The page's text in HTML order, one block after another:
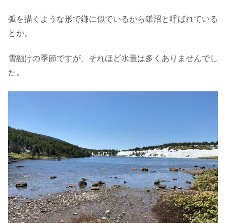
弧を描くような形で鎌に似ているから鎌沼と呼ばれている
とか。
雪融けの季節ですが、それほど水量は多くありませんでし
た。